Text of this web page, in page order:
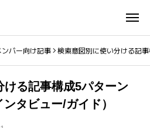
バー向け記事 検索意図別に使い分ける記
る記事構成5パターン
タビュー/ガイド）